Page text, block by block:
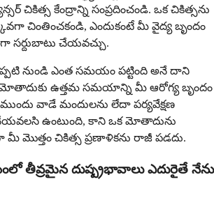
చికిత్స కేంద్రాన్ని సంప్రదించండి. ఒక చికిత్సను
చింతించకండి, ఎందుకంటే మీ వైద్య బృందం
సర్దుబాటు చేయవచ్చు.
నుండి ఎంత సమయం పట్టింది అనే దాని
ఉత్తమ సమయాన్ని మీ ఆరోగ్య బృందం
వాడే మందులను లేదా పర్యవేక్షణ
చేయవలసి ఉంటుంది, కాని ఒక మోతాదును
మొత్తం చికిత్స ప్రణాళికను రాజీ పడదు.
తీవ్రమైన దుష్ప్రభావాలు ఎదురైతే నేను